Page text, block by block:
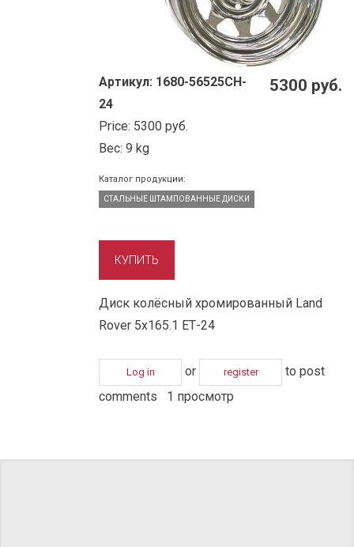
5300 руб.
Артикул: 1680-56525CH-
24
Price: 5300 руб.
Вес: 9 kg
Каталог продукции:
СТАЛЬНЫЕ ШТАМПОВАННЫЕ ДИСКИ
Диск колёсный хромированный Land
Rover 5x165.1 ЕТ-24
Log in or register
to post
comments
1 просмотр